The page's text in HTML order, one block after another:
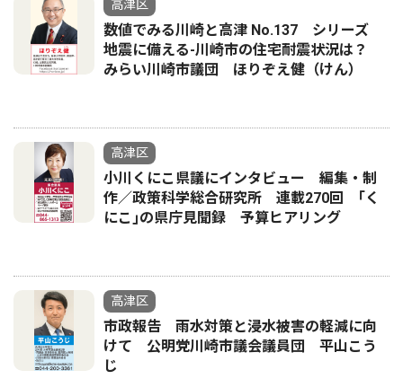
高津区
数値でみる川崎と高津 No.137 シリーズ
地震に備える-川崎市の住宅耐震状況は？
みらい川崎市議団 ほりぞえ健（けん）
高津区
小川くにこ県議にインタビュー 編集・制
作／政策科学総合研究所 連載270回 ｢く
にこ｣の県庁見聞録 予算ヒアリング
高津区
市政報告 雨水対策と浸水被害の軽減に向
けて 公明党川崎市議会議員団 平山こう
じ